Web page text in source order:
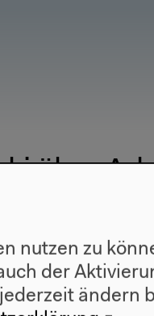
über
nutzen zu
der
ändern